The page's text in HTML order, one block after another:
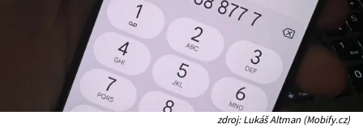
zdroj: Lukáš Altman (Mobify.cz)